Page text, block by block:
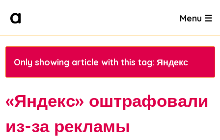
Menu ☰
Only showing article with this tag: Яндекс
«Яндекс» оштрафовали
из-за рекламы